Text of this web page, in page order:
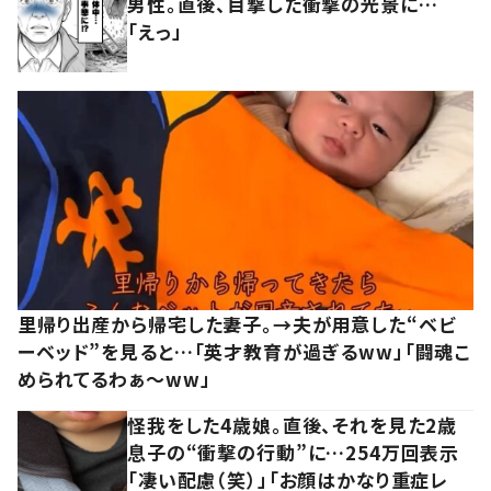
「えっ」
里帰り出産から帰宅した妻子。→夫が用意した“ベビ
ーベッド”を見ると…「英才教育が過ぎるww」「闘魂こ
められてるわぁ～ww」
怪我をした4歳娘。直後、それを見た2歳
息子の“衝撃の行動”に…254万回表示
「凄い配慮（笑）」「お顔はかなり重症レ